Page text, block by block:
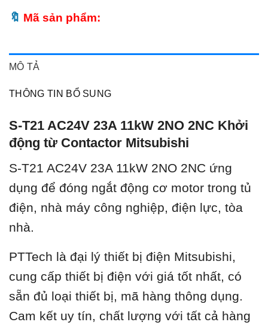
Mã sản phẩm:
MÔ TẢ
THÔNG TIN BỔ SUNG
S-T21 AC24V 23A 11kW 2NO 2NC Khởi
động từ Contactor Mitsubishi
S-T21 AC24V 23A 11kW 2NO 2NC ứng
dụng để đóng ngắt động cơ motor trong tủ
điện, nhà máy công nghiệp, điện lực, tòa
nhà.
PTTech là đại lý thiết bị điện Mitsubishi,
cung cấp thiết bị điện với giá tốt nhất, có
sẵn đủ loại thiết bị, mã hàng thông dụng.
Cam kết uy tín, chất lượng với tất cả hàng